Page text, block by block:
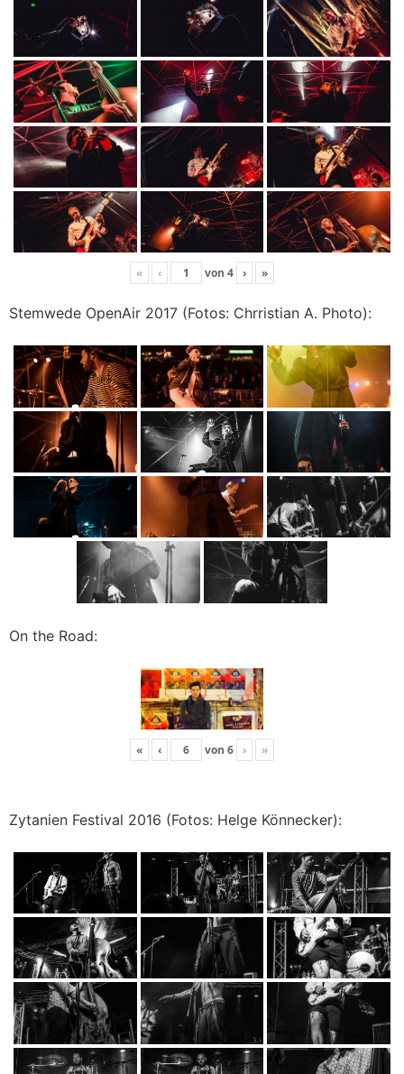
« ‹ von 4 › »
Stemwede OpenAir 2017 (Fotos: Chrristian A. Photo):
On the Road:
« ‹ von 6 › »
Zytanien Festival 2016 (Fotos: Helge Könnecker):